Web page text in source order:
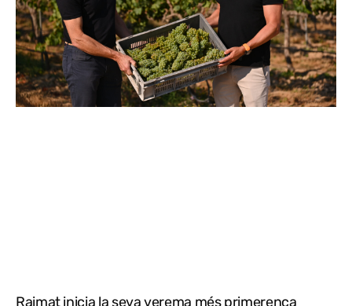
Raimat inicia la seva verema més primerenca